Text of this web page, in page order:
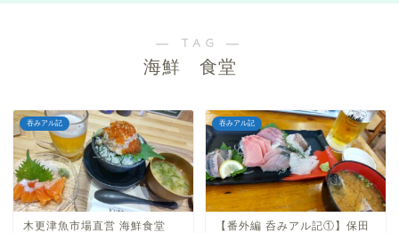
― TAG ―
海鮮 食堂
吞みアル記
木更津魚市場直営 海鮮食堂
吞みアル記
【番外編 呑みアル記①】保田